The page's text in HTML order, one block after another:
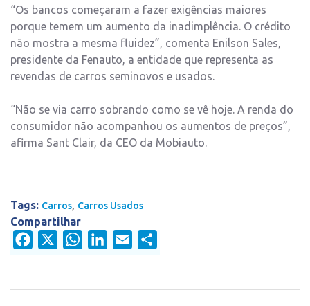
“Os bancos começaram a fazer exigências maiores
porque temem um aumento da inadimplência. O crédito
não mostra a mesma fluidez”, comenta Enilson Sales,
presidente da Fenauto, a entidade que representa as
revendas de carros seminovos e usados.
“Não se via carro sobrando como se vê hoje. A renda do
consumidor não acompanhou os aumentos de preços”,
afirma Sant Clair, da CEO da Mobiauto.
Tags: Carros, Carros Usados
Compartilhar
Facebook
WhatsAppLinkedIn
Email